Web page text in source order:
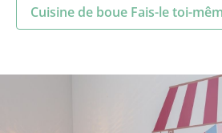
Cuisine de boue Fais-le toi-